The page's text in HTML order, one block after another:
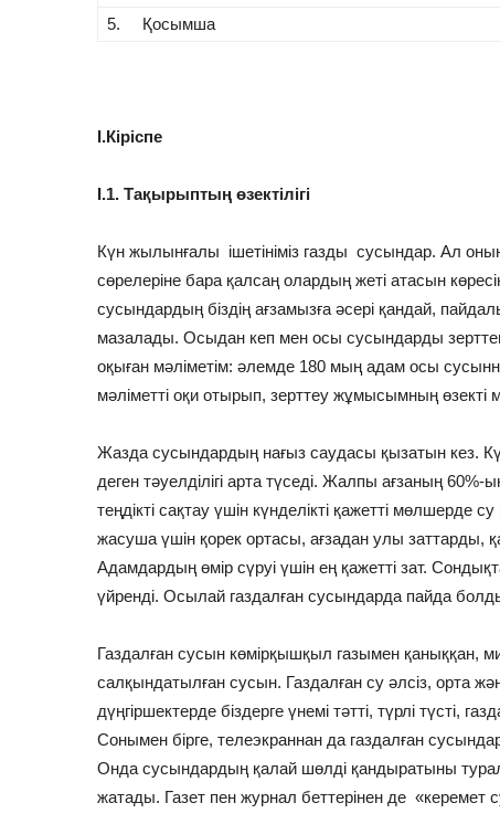
5. Қосымша
І.Кіріспе
І.1. Тақырыптың өзектілігі
Күн жылынғалы ішетініміз газды сусындар. Ал
сөрелеріне бара қалсаң олардың жеті атасын
сусындардың біздің ағзамызға әсері қандай,
мазалады. Осыдан кеп мен осы сусындарды
оқыған мәліметім: әлемде 180 мың адам осы
мәліметті оқи отырып, зерттеу жұмысымның өзекті
Жазда сусындардың нағыз саудасы қызатын кез.
деген тәуелділігі арта түседі. Жалпы ағзаның
теңдікті сақтау үшін күнделікті қажетті мөлшерде
жасуша үшін қорек ортасы, ағзадан улы
Адамдардың өмір сүруі үшін ең қажетті зат.
үйренді. Осылай газдалған сусындарда пайда
Газдалған сусын көмірқышқыл газымен қаныққан,
салқындатылған сусын. Газдалған су әлсіз, орта
дүңгіршектерде біздерге үнемі тәтті, түрлі түсті,
Сонымен бірге, телеэкраннан да газдалған
Онда сусындардың қалай шөлді қандыратыны
жатады. Газет пен журнал беттерінен де